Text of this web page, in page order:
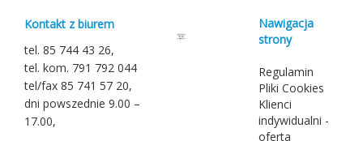
Kontakt z biurem
tel. 85 744 43 26,
tel. kom. 791 792 044
tel/fax 85 741 57 20,
dni powszednie 9.00 –
17.00,
Nawigacja
strony
Regulamin
Pliki Cookies
Klienci
indywidualni -
oferta